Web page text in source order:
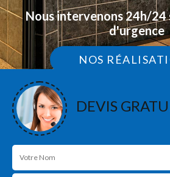
Nous intervenons 24h/24
d'urgence
NOS
DEVIS